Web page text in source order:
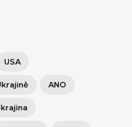
USA
ANO